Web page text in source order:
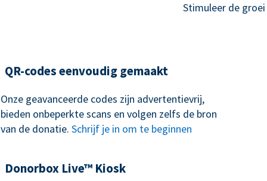
Stimuleer de
QR-codes eenvoudig gemaakt
Onze geavanceerde codes zijn advertentievrij,
bieden onbeperkte scans en volgen zelfs de bron
van de donatie. Schrijf je in om te beginnen
Donorbox Live™ Kiosk